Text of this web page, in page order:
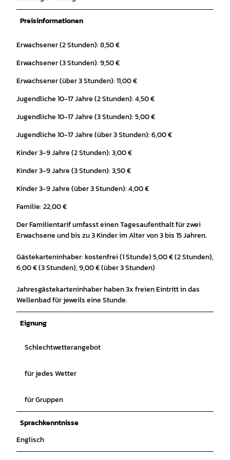
Preisinformationen
Erwachsener (2 Stunden): 8,50 €
Erwachsener (3 Stunden): 9,50 €
Erwachsener (über 3 Stunden): 11,00 €
Jugendliche 10-17 Jahre (2 Stunden): 4,50 €
Jugendliche 10-17 Jahre (3 Stunden): 5,00 €
Jugendliche 10-17 Jahre (über 3 Stunden): 6,00 €
Kinder 3-9 Jahre (2 Stunden): 3,00 €
Kinder 3-9 Jahre (3 Stunden): 3,50 €
Kinder 3-9 Jahre (über 3 Stunden): 4,00 €
Familie: 22,00 €
Der Familientarif umfasst einen Tagesaufenthalt für zwei
Erwachsene und bis zu 3 Kinder im Alter von 3 bis 15 Jahren.
Gästekarteninhaber: kostenfrei (1 Stunde) 5,00 € (2 Stunden),
6,00 € (3 Stunden), 9,00 € (über 3 Stunden)
Jahresgästekarteninhaber haben 3x freien Eintritt in das
Wellenbad für jeweils eine Stunde.
Eignung
Schlechtwetterangebot
für jedes Wetter
für Gruppen
Sprachkenntnisse
Englisch